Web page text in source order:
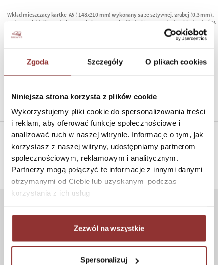
Zgoda Szczegóły O plikach cookies
Niniejsza strona korzysta z plików cookie
Wykorzystujemy pliki cookie do spersonalizowania treści
i reklam, aby oferować funkcje społecznościowe i
analizować ruch w naszej witrynie. Informacje o tym, jak
korzystasz z naszej witryny, udostępniamy partnerom
społecznościowym, reklamowym i analitycznym.
Partnerzy mogą połączyć te informacje z innymi danymi
otrzymanymi od Ciebie lub uzyskanymi podczas
korzystania z ich usług.
Zezwól na wszystkie
Spersonalizuj
Wkład mieszczący kartkę A5 ( 148x210 mm) wykonany są ze sztywnej, grubej (0,3 mm),
wytrzymałej folii z nadrukowaną kolorową ramką.Wydruki wsuwa sie do wkładu od góry.
DO KOSZYKA ZAPYTAJ
SZYBKI KONTAKT PN-PT, 8-16, +48 698 291 992, +48 608
381 865
ZAKUPY
Czas realizacji zamówienia
Formy płatności